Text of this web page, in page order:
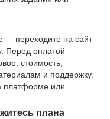
— переходите на сайт
Перед оплатой
стоимость,
и поддержку.
платформе или
плана